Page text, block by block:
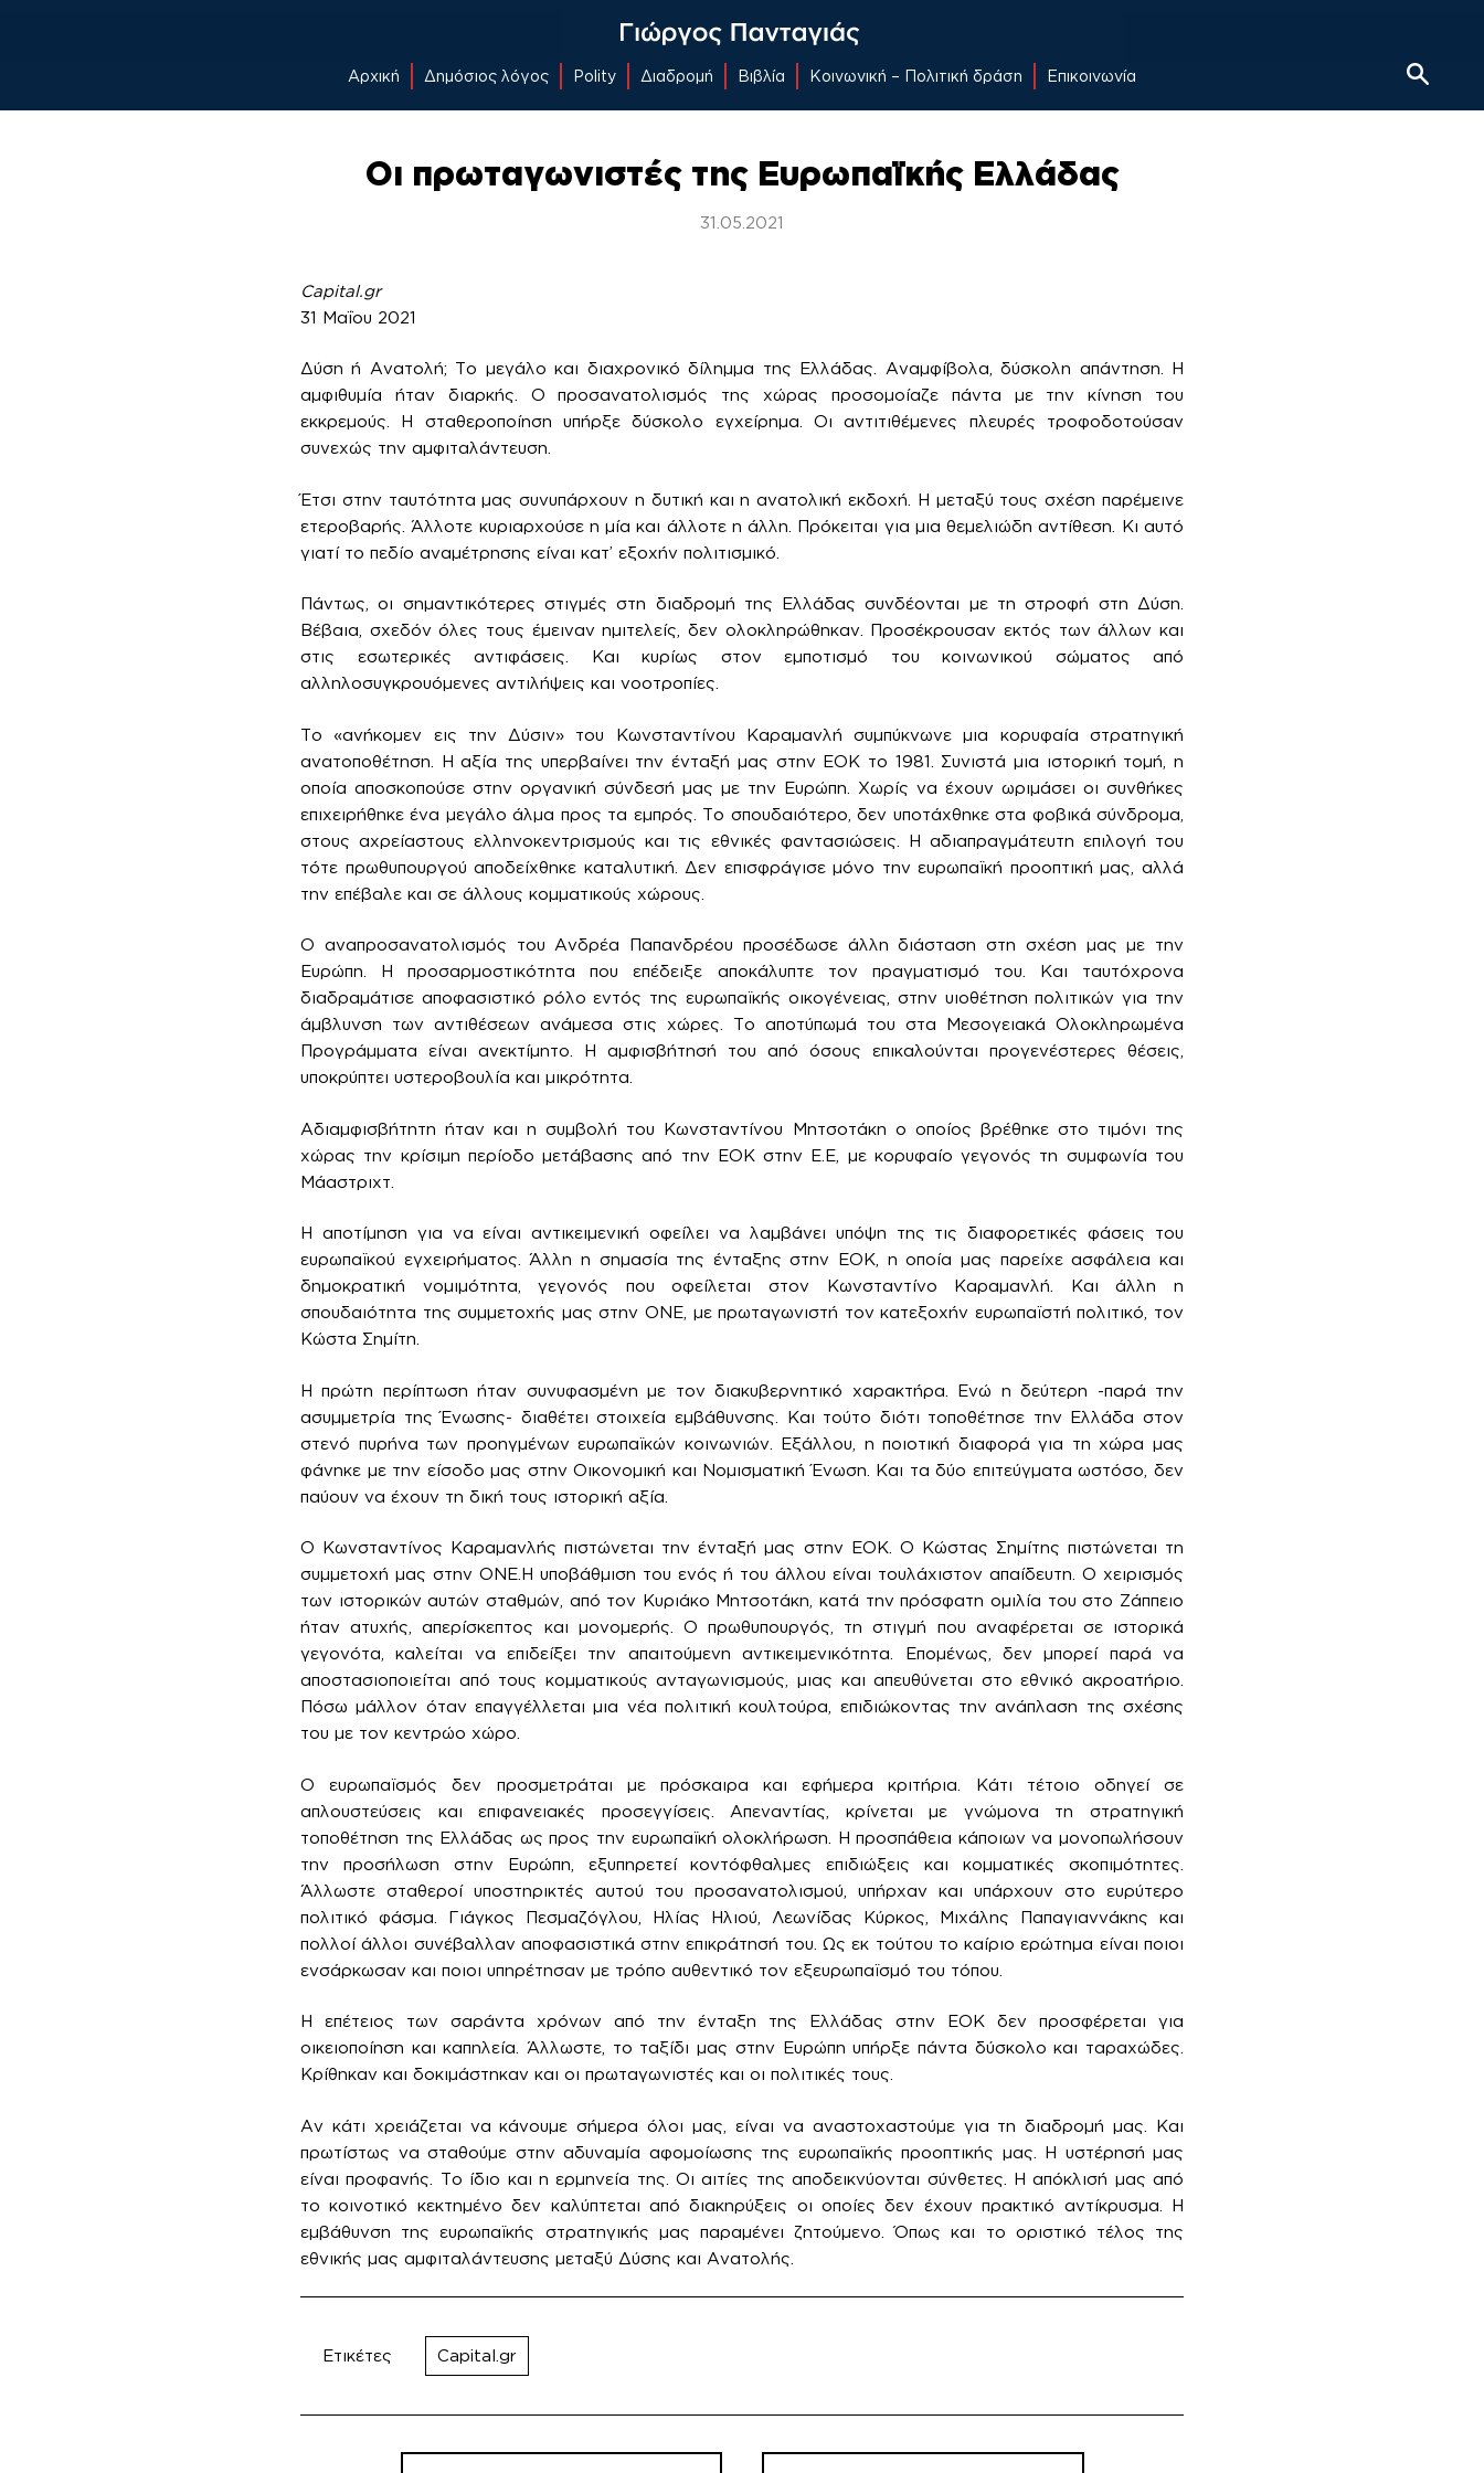
Αρχική Δημόσιος λόγος Polity Διαδρομή Βιβλία Κοινωνική – Πολιτική δράση Επικοινωνία
Οι πρωταγωνιστές της Ευρωπαϊκής Ελλάδας
31.05.2021
Capital.gr
31 Μαΐου 2021
Δύση ή Ανατολή; Το μεγάλο και διαχρονικό δίλημμα της Ελλάδας. Αναμφίβολα, δύσκολη απάντηση. Η
αμφιθυμία ήταν διαρκής. Ο προσανατολισμός της χώρας προσομοίαζε πάντα με την κίνηση του
εκκρεμούς. Η σταθεροποίηση υπήρξε δύσκολο εγχείρημα. Οι αντιτιθέμενες πλευρές τροφοδοτούσαν
συνεχώς την αμφιταλάντευση.
Έτσι στην ταυτότητα μας συνυπάρχουν η δυτική και η ανατολική εκδοχή. Η μεταξύ τους σχέση παρέμεινε
ετεροβαρής. Άλλοτε κυριαρχούσε η μία και άλλοτε η άλλη. Πρόκειται για μια θεμελιώδη αντίθεση. Κι αυτό
γιατί το πεδίο αναμέτρησης είναι κατ’ εξοχήν πολιτισμικό.
Πάντως, οι σημαντικότερες στιγμές στη διαδρομή της Ελλάδας συνδέονται με τη στροφή στη Δύση.
Βέβαια, σχεδόν όλες τους έμειναν ημιτελείς, δεν ολοκληρώθηκαν. Προσέκρουσαν εκτός των άλλων και
στις εσωτερικές αντιφάσεις. Και κυρίως στον εμποτισμό του κοινωνικού σώματος από
αλληλοσυγκρουόμενες αντιλήψεις και νοοτροπίες.
Το «ανήκομεν εις την Δύσιν» του Κωνσταντίνου Καραμανλή συμπύκνωνε μια κορυφαία στρατηγική
ανατοποθέτηση. Η αξία της υπερβαίνει την ένταξή μας στην ΕΟΚ το 1981. Συνιστά μια ιστορική τομή, η
οποία αποσκοπούσε στην οργανική σύνδεσή μας με την Ευρώπη. Χωρίς να έχουν ωριμάσει οι συνθήκες
επιχειρήθηκε ένα μεγάλο άλμα προς τα εμπρός. Το σπουδαιότερο, δεν υποτάχθηκε στα φοβικά σύνδρομα,
στους αχρείαστους ελληνοκεντρισμούς και τις εθνικές φαντασιώσεις. Η αδιαπραγμάτευτη επιλογή του
τότε πρωθυπουργού αποδείχθηκε καταλυτική. Δεν επισφράγισε μόνο την ευρωπαϊκή προοπτική μας, αλλά
την επέβαλε και σε άλλους κομματικούς χώρους.
Ο αναπροσανατολισμός του Ανδρέα Παπανδρέου προσέδωσε άλλη διάσταση στη σχέση μας με την
Ευρώπη. Η προσαρμοστικότητα που επέδειξε αποκάλυπτε τον πραγματισμό του. Και ταυτόχρονα
διαδραμάτισε αποφασιστικό ρόλο εντός της ευρωπαϊκής οικογένειας, στην υιοθέτηση πολιτικών για την
άμβλυνση των αντιθέσεων ανάμεσα στις χώρες. Το αποτύπωμά του στα Μεσογειακά Ολοκληρωμένα
Προγράμματα είναι ανεκτίμητο. Η αμφισβήτησή του από όσους επικαλούνται προγενέστερες θέσεις,
υποκρύπτει υστεροβουλία και μικρότητα.
Αδιαμφισβήτητη ήταν και η συμβολή του Κωνσταντίνου Μητσοτάκη ο οποίος βρέθηκε στο τιμόνι της
χώρας την κρίσιμη περίοδο μετάβασης από την ΕΟΚ στην Ε.Ε, με κορυφαίο γεγονός τη συμφωνία του
Μάαστριχτ.
Η αποτίμηση για να είναι αντικειμενική οφείλει να λαμβάνει υπόψη της τις διαφορετικές φάσεις του
ευρωπαϊκού εγχειρήματος. Άλλη η σημασία της ένταξης στην ΕΟΚ, η οποία μας παρείχε ασφάλεια και
δημοκρατική νομιμότητα, γεγονός που οφείλεται στον Κωνσταντίνο Καραμανλή. Και άλλη η
σπουδαιότητα της συμμετοχής μας στην ΟΝΕ, με πρωταγωνιστή τον κατεξοχήν ευρωπαϊστή πολιτικό, τον
Κώστα Σημίτη.
Η πρώτη περίπτωση ήταν συνυφασμένη με τον διακυβερνητικό χαρακτήρα. Ενώ η δεύτερη -παρά την
ασυμμετρία της Ένωσης- διαθέτει στοιχεία εμβάθυνσης. Και τούτο διότι τοποθέτησε την Ελλάδα στον
στενό πυρήνα των προηγμένων ευρωπαϊκών κοινωνιών. Εξάλλου, η ποιοτική διαφορά για τη χώρα μας
φάνηκε με την είσοδο μας στην Οικονομική και Νομισματική Ένωση. Και τα δύο επιτεύγματα ωστόσο, δεν
παύουν να έχουν τη δική τους ιστορική αξία.
Ο Κωνσταντίνος Καραμανλής πιστώνεται την ένταξή μας στην ΕΟΚ. Ο Κώστας Σημίτης πιστώνεται τη
συμμετοχή μας στην ΟΝΕ.Η υποβάθμιση του ενός ή του άλλου είναι τουλάχιστον απαίδευτη. Ο χειρισμός
των ιστορικών αυτών σταθμών, από τον Κυριάκο Μητσοτάκη, κατά την πρόσφατη ομιλία του στο Ζάππειο
ήταν ατυχής, απερίσκεπτος και μονομερής. Ο πρωθυπουργός, τη στιγμή που αναφέρεται σε ιστορικά
γεγονότα, καλείται να επιδείξει την απαιτούμενη αντικειμενικότητα. Επομένως, δεν μπορεί παρά να
αποστασιοποιείται από τους κομματικούς ανταγωνισμούς, μιας και απευθύνεται στο εθνικό ακροατήριο.
Πόσω μάλλον όταν επαγγέλλεται μια νέα πολιτική κουλτούρα, επιδιώκοντας την ανάπλαση της σχέσης
του με τον κεντρώο χώρο.
Ο ευρωπαϊσμός δεν προσμετράται με πρόσκαιρα και εφήμερα κριτήρια. Κάτι τέτοιο οδηγεί σε
απλουστεύσεις και επιφανειακές προσεγγίσεις. Απεναντίας, κρίνεται με γνώμονα τη στρατηγική
τοποθέτηση της Ελλάδας ως προς την ευρωπαϊκή ολοκλήρωση. Η προσπάθεια κάποιων να μονοπωλήσουν
την προσήλωση στην Ευρώπη, εξυπηρετεί κοντόφθαλμες επιδιώξεις και κομματικές σκοπιμότητες.
Άλλωστε σταθεροί υποστηρικτές αυτού του προσανατολισμού, υπήρχαν και υπάρχουν στο ευρύτερο
πολιτικό φάσμα. Γιάγκος Πεσμαζόγλου, Ηλίας Ηλιού, Λεωνίδας Κύρκος, Μιχάλης Παπαγιαννάκης και
πολλοί άλλοι συνέβαλλαν αποφασιστικά στην επικράτησή του. Ως εκ τούτου το καίριο ερώτημα είναι ποιοι
ενσάρκωσαν και ποιοι υπηρέτησαν με τρόπο αυθεντικό τον εξευρωπαϊσμό του τόπου.
Η επέτειος των σαράντα χρόνων από την ένταξη της Ελλάδας στην ΕΟΚ δεν προσφέρεται για
οικειοποίηση και καπηλεία. Άλλωστε, το ταξίδι μας στην Ευρώπη υπήρξε πάντα δύσκολο και ταραχώδες.
Κρίθηκαν και δοκιμάστηκαν και οι πρωταγωνιστές και οι πολιτικές τους.
Αν κάτι χρειάζεται να κάνουμε σήμερα όλοι μας, είναι να αναστοχαστούμε για τη διαδρομή μας. Και
πρωτίστως να σταθούμε στην αδυναμία αφομοίωσης της ευρωπαϊκής προοπτικής μας. Η υστέρησή μας
είναι προφανής. Το ίδιο και η ερμηνεία της. Οι αιτίες της αποδεικνύονται σύνθετες. Η απόκλισή μας από
το κοινοτικό κεκτημένο δεν καλύπτεται από διακηρύξεις οι οποίες δεν έχουν πρακτικό αντίκρυσμα. Η
εμβάθυνση της ευρωπαϊκής στρατηγικής μας παραμένει ζητούμενο. Όπως και το οριστικό τέλος της
εθνικής μας αμφιταλάντευσης μεταξύ Δύσης και Ανατολής.
Ετικέτες Capital.gr
Πλοήγηση